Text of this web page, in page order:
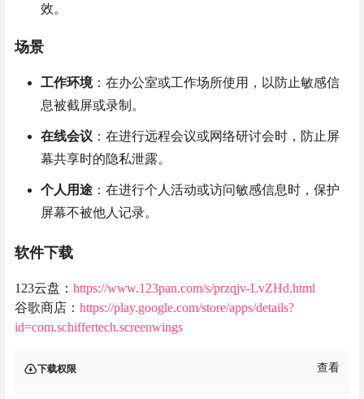
效。
场景
工作环境：在办公室或工作场所使用，以防止敏感信
息被截屏或录制。
在线会议 ：在进行远程会议或网络研讨会时，防止屏
幕共享时的隐私泄露。
个人用途 ：在进行个人活动或访问敏感信息时，保护
屏幕不被他人记录。
软件下载
123云盘： https://www.123pan.com/s/przqjv-LvZHd.html
谷歌商店： https://play.google.com/store/apps/details?
id=com.schiffertech.screenwings
下载权限 查看